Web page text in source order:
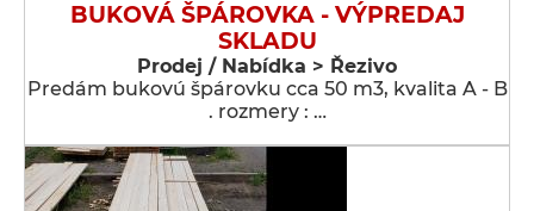
BUKOVÁ ŠPÁROVKA - VÝPREDAJ
SKLADU
Prodej / Nabídka > Řezivo
Predám bukovú špárovku cca 50 m3, kvalita A - B
. rozmery : …